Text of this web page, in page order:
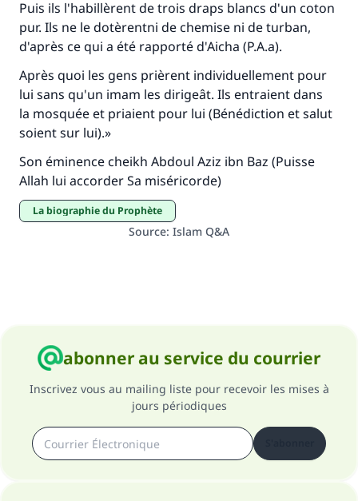
Puis ils l'habillèrent de trois draps blancs d'un coton
pur. Ils ne le dotèrentni de chemise ni de turban,
d'après ce qui a été rapporté d'Aicha (P.A.a).
Après quoi les gens prièrent individuellement pour
lui sans qu'un imam les dirigeât. Ils entraient dans
la mosquée et priaient pour lui (Bénédiction et salut
soient sur lui).»
Son éminence cheikh Abdoul Aziz ibn Baz (Puisse
Allah lui accorder Sa miséricorde)
La biographie du Prophète
Source: Islam Q&A
abonner au service du courrier
Inscrivez vous au mailing liste pour recevoir les mises à
jours périodiques
contribution
Aidez nous à apporter des réponses.
Le Messager d'Allah (Paix sur lui) a dit:
"Celui qui indique une bonne action obtient la
même récompense que celui qui le fait."
Soutenez IslamQA